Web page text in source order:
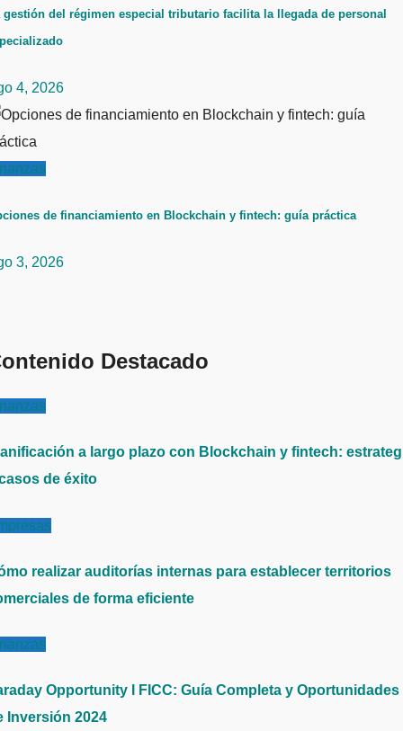
gestión del régimen especial tributario facilita la llegada de personal
4, 2026
de financiamiento en Blockchain y fintech: guía práctica
3, 2026
Destacado
a largo plazo con Blockchain y fintech:
de éxito
realizar auditorías internas para establecer territorios
de forma eficiente
Opportunity I FICC: Guía Completa y Oportunidades
Inversión 2024